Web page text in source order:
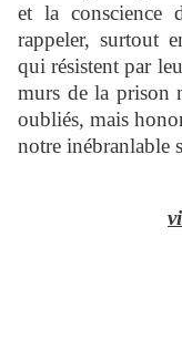
et la conscience
rappeler, surtout
qui résistent par
murs de la prison
oubliés, mais
notre inébranlable